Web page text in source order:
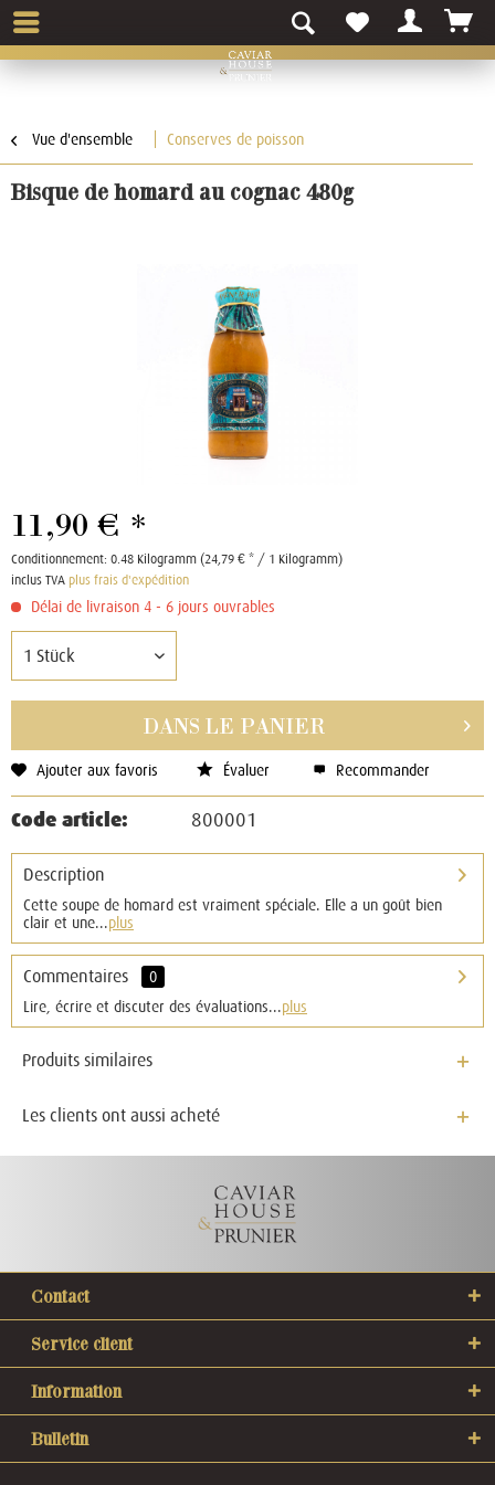
Vue d'ensemble Conserves de poisson
Bisque de homard au cognac 480g
11,90 € *
Conditionnement: 0.48 Kilogramm (24,79 € * / 1 Kilogramm)
inclus TVA plus frais d'expédition
Délai de livraison 4 - 6 jours ouvrables
DANS LE PANIER
Ajouter aux favoris Évaluer Recommander
Code article: 800001
Description
Cette soupe de homard est vraiment spéciale. Elle a un goût bien
clair et une...plus
Commentaires
0
Lire, écrire et discuter des évaluations...plus
Produits similaires
Les clients ont aussi acheté
Contact
Service client
Information
Bulletin